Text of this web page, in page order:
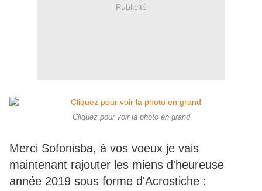
Publicité
Cliquez pour voir la photo en grand
Merci Sofonisba, à vos voeux je vais
maintenant rajouter les miens d'heureuse
année 2019 sous forme d'Acrostiche :